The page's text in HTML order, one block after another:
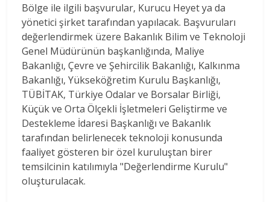
Bölge ile ilgili başvurular, Kurucu Heyet ya da
yönetici şirket tarafından yapılacak. Başvuruları
değerlendirmek üzere Bakanlık Bilim ve Teknoloji
Genel Müdürünün başkanlığında, Maliye
Bakanlığı, Çevre ve Şehircilik Bakanlığı, Kalkınma
Bakanlığı, Yükseköğretim Kurulu Başkanlığı,
TÜBİTAK, Türkiye Odalar ve Borsalar Birliği,
Küçük ve Orta Ölçekli İşletmeleri Geliştirme ve
Destekleme İdaresi Başkanlığı ve Bakanlık
tarafından belirlenecek teknoloji konusunda
faaliyet gösteren bir özel kuruluştan birer
temsilcinin katılımıyla "Değerlendirme Kurulu"
oluşturulacak.